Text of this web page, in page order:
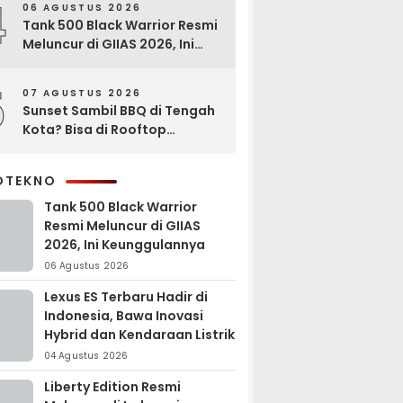
06 AGUSTUS 2026
Tank 500 Black Warrior Resmi
Meluncur di GIIAS 2026, Ini
07 AGUSTUS 2026
Sunset Sambil BBQ di Tengah
Kota? Bisa di Rooftop
Tank 500 Black Warrior
Resmi Meluncur di GIIAS
2026, Ini Keunggulannya
06 Agustus 2026
Lexus ES Terbaru Hadir di
Indonesia, Bawa Inovasi
Hybrid dan Kendaraan Listrik
04 Agustus 2026
Liberty Edition Resmi